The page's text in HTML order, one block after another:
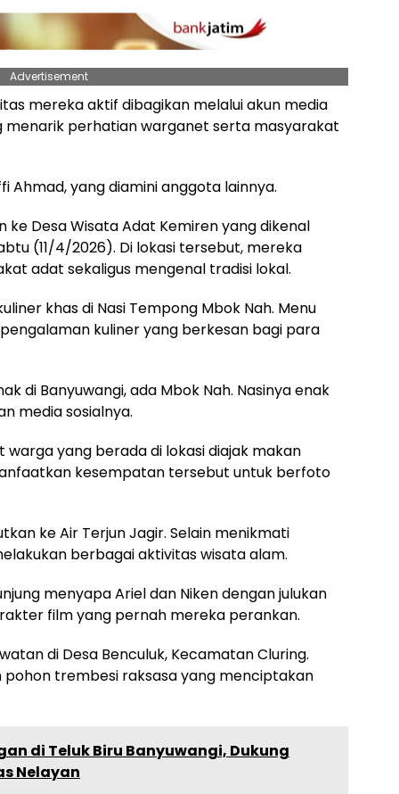
Advertisement
mereka aktif dibagikan melalui akun media
menarik perhatian warganet serta masyarakat
Ahmad, yang diamini anggota lainnya.
ke Desa Wisata Adat Kemiren yang dikenal
(11/4/2026). Di lokasi tersebut, mereka
adat sekaligus mengenal tradisi lokal.
khas di Nasi Tempong Mbok Nah. Menu
kuliner yang berkesan bagi para
di Banyuwangi, ada Mbok Nah. Nasinya enak
media sosialnya.
yang berada di lokasi diajak makan
kesempatan tersebut untuk berfoto
ke Air Terjun Jagir. Selain menikmati
berbagai aktivitas wisata alam.
menyapa Ariel dan Niken dengan julukan
film yang pernah mereka perankan.
di Desa Benculuk, Kecamatan Cluring.
pohon trembesi raksasa yang menciptakan
di Teluk Biru Banyuwangi, Dukung
Nelayan